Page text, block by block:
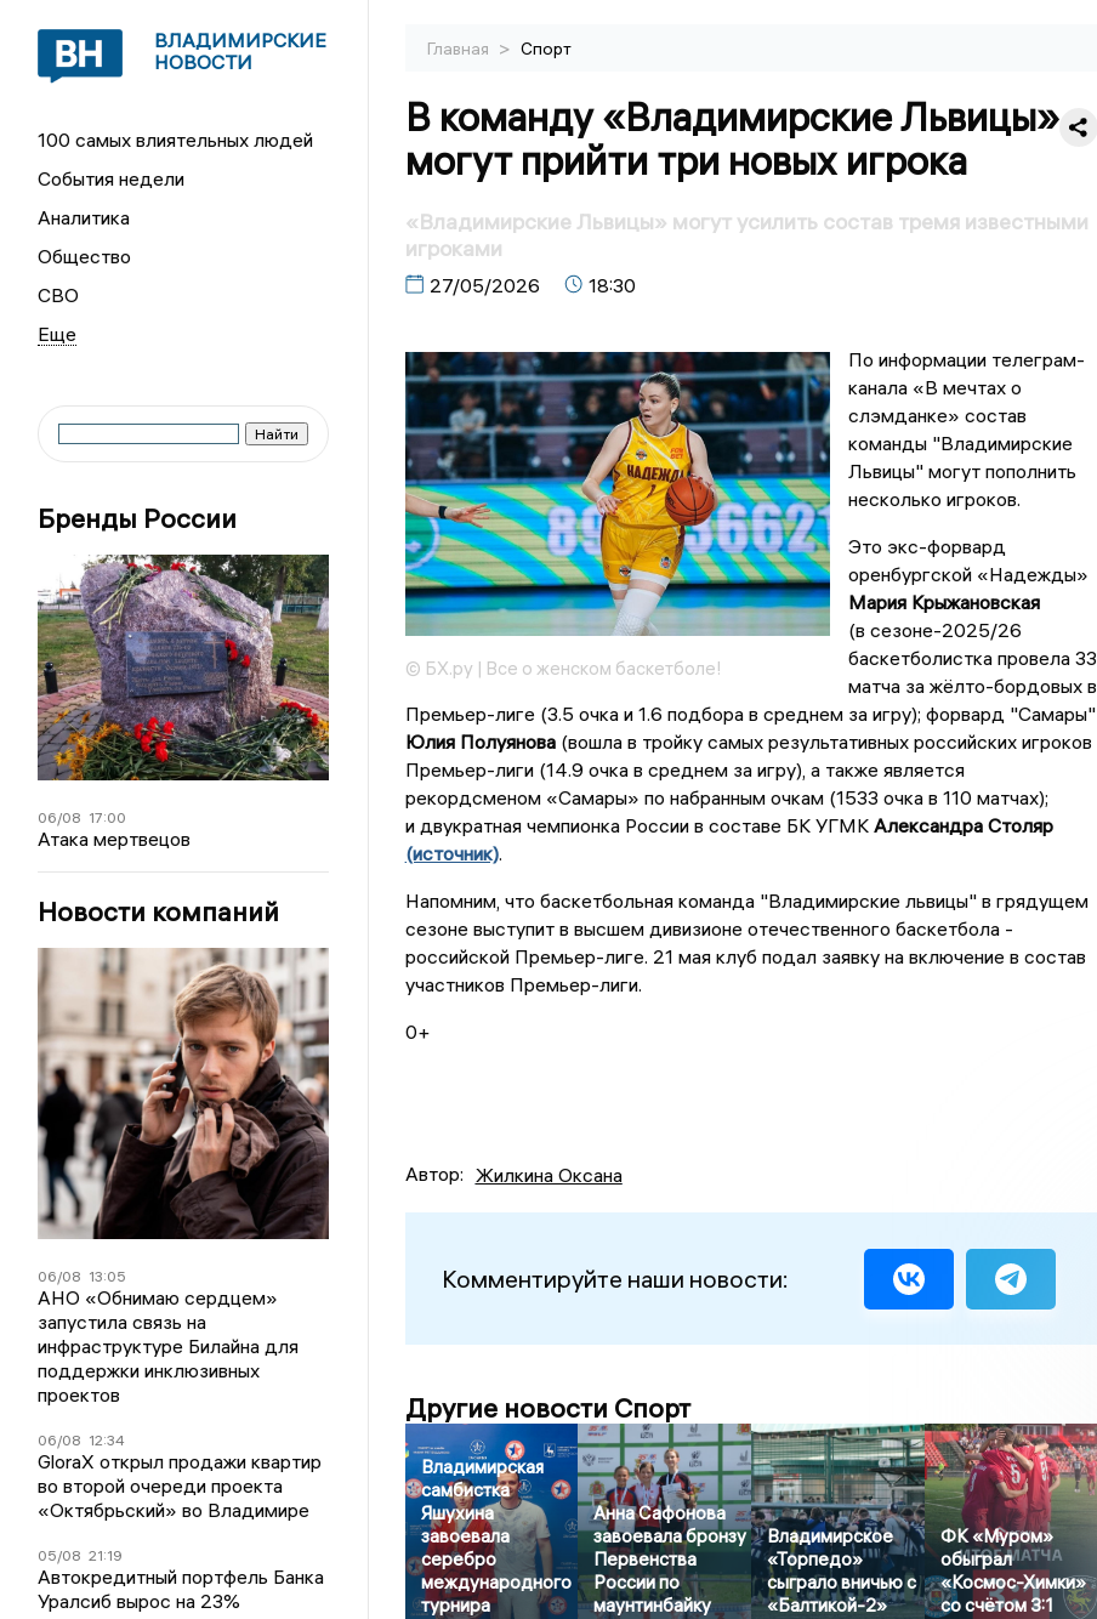
ВЛАДИМИРСКИЕ
НОВОСТИ
100 самых влиятельных людей
События недели
Аналитика
Общество
СВО
Бренды России
06/08 17:00
Атака мертвецов
Новости компаний
06/08 13:05
АНО «Обнимаю сердцем»
запустила связь на
инфраструктуре Билайна для
поддержки инклюзивных
проектов
06/08 12:34
GloraX открыл продажи квартир
во второй очереди проекта
«Октябрьский» во Владимире
05/08 21:19
Автокредитный портфель Банка
Уралсиб вырос на 23%
Главная > Спорт
В команду «Владимирские Львицы»
могут прийти три новых игрока
«Владимирские Львицы» могут усилить состав тремя известными
игроками
27/05/2026 18:30
© БХ.ру | Все о женском баскетболе!
По информации телеграм-
канала «В мечтах о
слэмданке» состав
команды "Владимирские
Львицы" могут пополнить
несколько игроков.
Это экс-форвард
оренбургской «Надежды»
Мария Крыжановская
(в сезоне-2025/26
баскетболистка провела 33
матча за жёлто-бордовых в
Премьер-лиге (3.5 очка и 1.6 подбора в среднем за игру); форвард "Самары"
Юлия Полуянова(вошла в тройку самых результативных российских игроков
Премьер-лиги (14.9 очка в среднем за игру), а также является
рекордсменом «Самары» по набранным очкам (1533 очка в 110 матчах);
и двукратная чемпионка России в составе БК УГМК Александра Столяр
(источник).
Напомним, что баскетбольная команда "Владимирские львицы" в грядущем
сезоне выступит в высшем дивизионе отечественного баскетбола -
российской Премьер-лиге. 21 мая клуб подал заявку на включение в состав
участников Премьер-лиги.
0+
Автор: Жилкина Оксана
Комментируйте наши новости:
Другие новости Спорт
Владимирская
самбистка
Яшухина
завоевала
серебро
международного
турнира
Анна Сафонова
завоевала бронзу
Первенства
России по
маунтинбайку
Владимирское
«Торпедо»
сыграло вничью с
«Балтикой-2»
ФК «Муром»
обыграл
«Космос-Химки»
со счётом 3:1